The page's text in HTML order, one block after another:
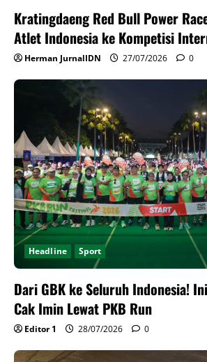
Kratingdaeng Red Bull Power
Atlet Indonesia ke Kompetisi
Herman JurnalIDN 27/07/2026 0
Headline Sport
Dari GBK ke Seluruh Indonesia!
Cak Imin Lewat PKB Run
Editor 1 28/07/2026 0